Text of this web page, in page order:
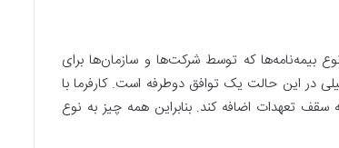
بیمه‌نامه‌ها که توسط شرکت‌ها و سازمان‌ها برای
در این حالت یک توافق دو‌طرفه است. کارفرما با
تعهدات اضافه کند. بنابراین همه چیز به نوع